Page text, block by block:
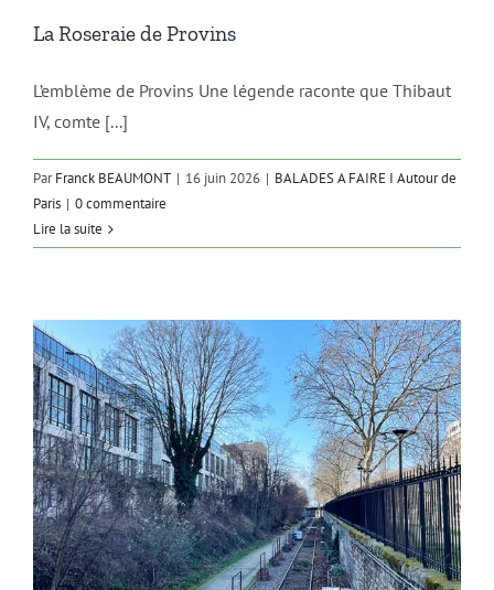
La Roseraie de Provins
L’emblème de Provins Une légende raconte que Thibaut
IV, comte [...]
ParFranck BEAUMONT | 16 juin 2026 | BALADES A FAIRE I Autour de
Paris | 0 commentaire
Lire la suite